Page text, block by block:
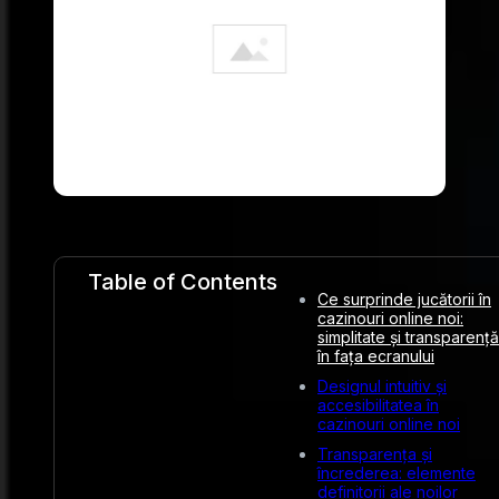
Table of Contents
Ce surprinde jucătorii în
cazinouri online noi:
simplitate și transparență
în fața ecranului
Designul intuitiv și
accesibilitatea în
cazinouri online noi
Transparența și
încrederea: elemente
definitorii ale noilor